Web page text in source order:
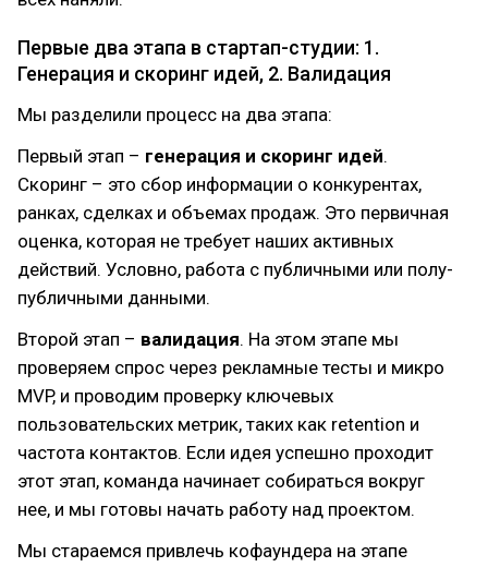
Первые два этапа в стартап-студии: 1.
Генерация и скоринг идей, 2. Валидация
Мы разделили процесс на два этапа:
Первый этап – генерация и скоринг идей.
Скоринг – это сбор информации о конкурентах,
ранках, сделках и объемах продаж. Это первичная
оценка, которая не требует наших активных
действий. Условно, работа с публичными или полу-
публичными данными.
Второй этап – валидация. На этом этапе мы
проверяем спрос через рекламные тесты и микро
MVP, и проводим проверку ключевых
пользовательских метрик, таких как retention и
частота контактов. Если идея успешно проходит
этот этап, команда начинает собираться вокруг
нее, и мы готовы начать работу над проектом.
Мы стараемся привлечь кофаундера на этапе